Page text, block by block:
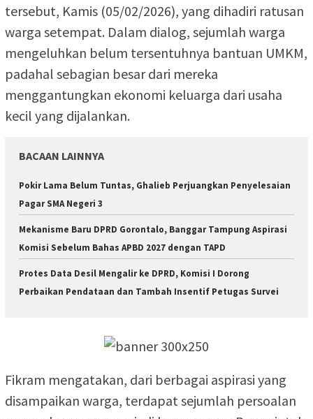
tersebut, Kamis (05/02/2026), yang dihadiri ratusan
warga setempat. Dalam dialog, sejumlah warga
mengeluhkan belum tersentuhnya bantuan UMKM,
padahal sebagian besar dari mereka
menggantungkan ekonomi keluarga dari usaha
kecil yang dijalankan.
BACAAN LAINNYA
Pokir Lama Belum Tuntas, Ghalieb Perjuangkan Penyelesaian
Pagar SMA Negeri 3
Mekanisme Baru DPRD Gorontalo, Banggar Tampung Aspirasi
Komisi Sebelum Bahas APBD 2027 dengan TAPD
Protes Data Desil Mengalir ke DPRD, Komisi I Dorong
Perbaikan Pendataan dan Tambah Insentif Petugas Survei
Fikram mengatakan, dari berbagai aspirasi yang
disampaikan warga, terdapat sejumlah persoalan